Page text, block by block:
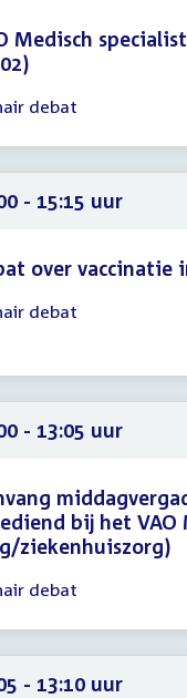
Medisch
debat
- 15:15 uur
over vaccinatie
debat
- 13:05 uur
bij het VAO
ziekenhuiszorg)
debat
- 13:10 uur